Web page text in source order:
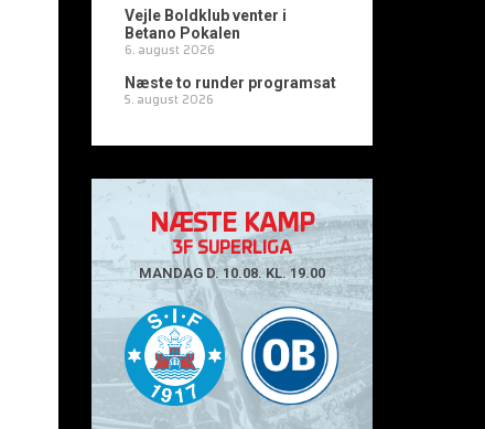
Vejle Boldklub venter i
Betano Pokalen
6. august 2026
Næste to runder programsat
5. august 2026
NÆSTE KAMP
3F SUPERLIGA
MANDAG D. 10.08. KL. 19.00